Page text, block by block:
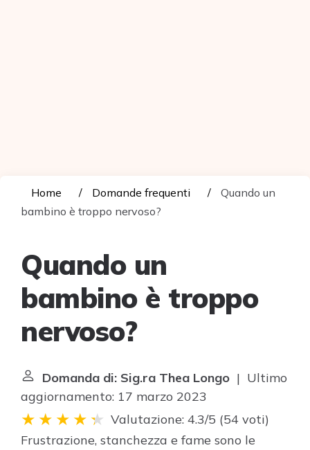
Home Domande frequenti
Quando un
bambino è troppo nervoso?
Quando un
bambino è troppo
nervoso?
Domanda di: Sig.ra Thea Longo | Ultimo
aggiornamento: 17 marzo 2023
Valutazione: 4.3/5 (54 voti)
Frustrazione, stanchezza e fame sono le